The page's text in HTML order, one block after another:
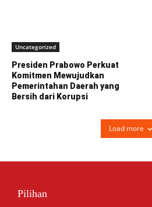
Uncategorized
Presiden Prabowo Perkuat
Komitmen Mewujudkan
Pemerintahan Daerah yang
Bersih dari Korupsi
Load more
Pilihan